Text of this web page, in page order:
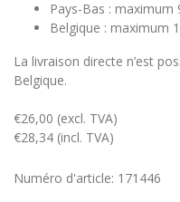
Pays-Bas : maximum
Belgique : maximum
La livraison directe n’est
Belgique.
€26,00 (excl. TVA)
€28,34 (incl. TVA)
Numéro d'article: 171446